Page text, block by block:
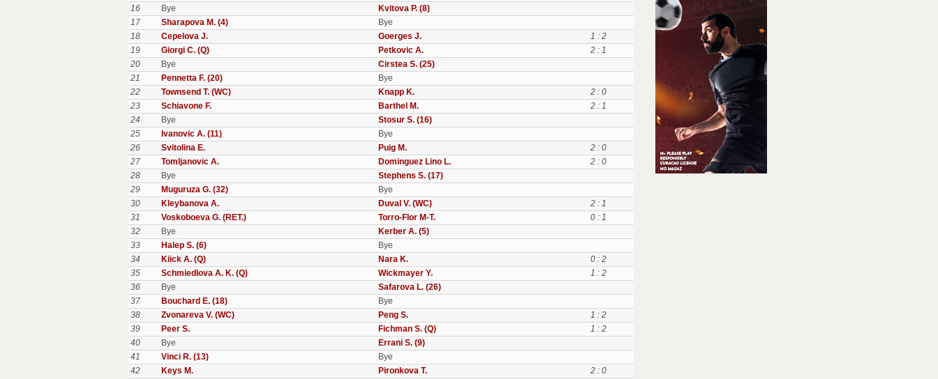
16
Bye
Kvitova P. (8)
17
Sharapova M. (4)
Bye
18
Cepelova J. Goerges J.
1 : 2
19
Giorgi C. (Q) Petkovic A.
2 : 1
20
Bye
Cirstea S. (25)
21
Pennetta F. (20)
Bye
22
Townsend T. (WC) Knapp K.
2 : 0
23
Schiavone F. Barthel M.
2 : 1
24
Bye
Stosur S. (16)
25
Ivanovic A. (11)
Bye
26
Svitolina E. Puig M.
2 : 0
27
Tomljanovic A. Dominguez Lino L.
2 : 0
28
Bye
Stephens S. (17)
29
Muguruza G. (32)
Bye
30
Kleybanova A. Duval V. (WC)
2 : 1
31
Voskoboeva G. (RET.) Torro-Flor M-T.
0 : 1
32
Bye
Kerber A. (5)
33
Halep S. (6)
Bye
34
Kiick A. (Q) Nara K.
0 : 2
35
Schmiedlova A. K. (Q) Wickmayer Y.
1 : 2
36
Bye
Safarova L. (26)
37
Bouchard E. (18)
Bye
38
Zvonareva V. (WC) Peng S.
1 : 2
39
Peer S. Fichman S. (Q)
1 : 2
40
Bye
Errani S. (9)
41
Vinci R. (13)
Bye
42
Keys M. Pironkova T.
2 : 0